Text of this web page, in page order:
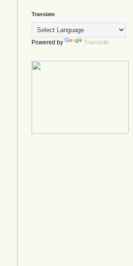
Translate
Powered by Translate